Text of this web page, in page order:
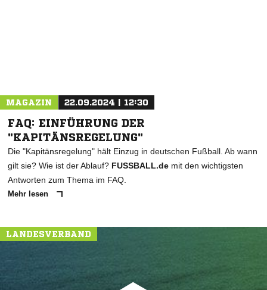
MAGAZIN 22.09.2024 | 12:30
FAQ: EINFÜHRUNG DER
"KAPITÄNSREGELUNG"
Die "Kapitänsregelung" hält Einzug in deutschen Fußball. Ab wann
gilt sie? Wie ist der Ablauf? FUSSBALL.de mit den wichtigsten
Antworten zum Thema im FAQ.
Mehr lesen
LANDESVERBAND